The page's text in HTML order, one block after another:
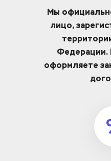
Мы
лицо,
Федерации.
оформляете